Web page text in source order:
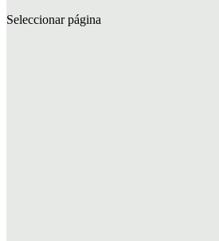
Seleccionar página